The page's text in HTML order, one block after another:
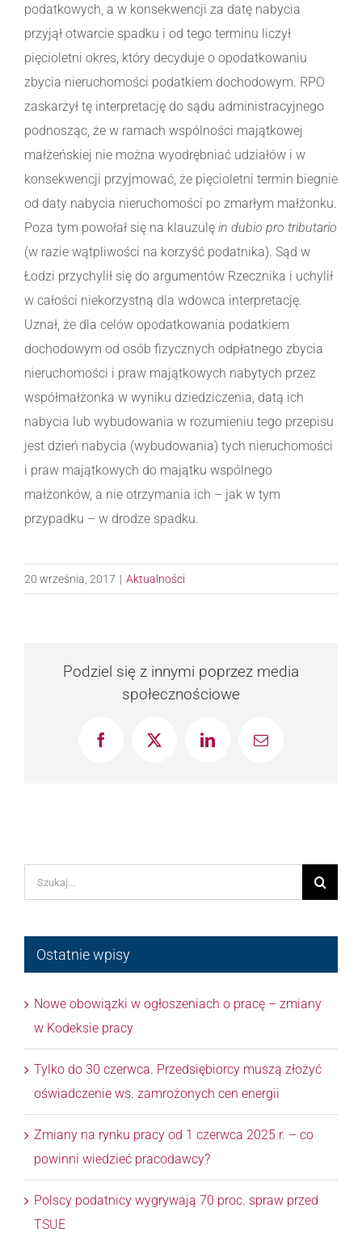
podatkowych, a w konsekwencji za datę nabycia
przyjął otwarcie spadku i od tego terminu liczył
pięcioletni okres, który decyduje o opodatkowaniu
zbycia nieruchomości podatkiem dochodowym. RPO
zaskarżył tę interpretację do sądu administracyjnego
podnosząc, że w ramach wspólności majątkowej
małżeńskiej nie można wyodrębniać udziałów i w
konsekwencji przyjmować, że pięcioletni termin biegnie
od daty nabycia nieruchomości po zmarłym małżonku.
Poza tym powołał się na klauzulę in dubio pro tributario
(w razie wątpliwości na korzyść podatnika). Sąd w
Łodzi przychylił się do argumentów Rzecznika i uchylił
w całości niekorzystną dla wdowca interpretację.
Uznał, że dla celów opodatkowania podatkiem
dochodowym od osób fizycznych odpłatnego zbycia
nieruchomości i praw majątkowych nabytych przez
współmałżonka w wyniku dziedziczenia, datą ich
nabycia lub wybudowania w rozumieniu tego przepisu
jest dzień nabycia (wybudowania) tych nieruchomości
i praw majątkowych do majątku wspólnego
małżonków, a nie otrzymania ich – jak w tym
przypadku – w drodze spadku.
20 września, 2017 | Aktualności
Podziel się z innymi poprzez media
społecznościowe
FacebookX LinkedInEmail
Szukaj
Ostatnie wpisy
Nowe obowiązki w ogłoszeniach o pracę – zmiany
w Kodeksie pracy
Tylko do 30 czerwca. Przedsiębiorcy muszą złożyć
oświadczenie ws. zamrożonych cen energii
Zmiany na rynku pracy od 1 czerwca 2025 r. – co
powinni wiedzieć pracodawcy?
Polscy podatnicy wygrywają 70 proc. spraw przed
TSUE